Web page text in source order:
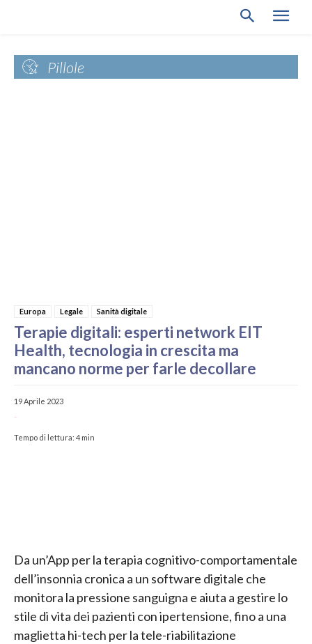
Pillole
Europa Legale Sanità digitale
Terapie digitali: esperti network EIT
Health, tecnologia in crescita ma
mancano norme per farle decollare
19 Aprile 2023
-
Tempo di lettura: 4 min
Da un’App per la terapia cognitivo-comportamentale
dell’insonnia cronica a un software digitale che
monitora la pressione sanguigna e aiuta a gestire lo
stile di vita dei pazienti con ipertensione, fino a una
maglietta hi-tech per la tele-riabilitazione